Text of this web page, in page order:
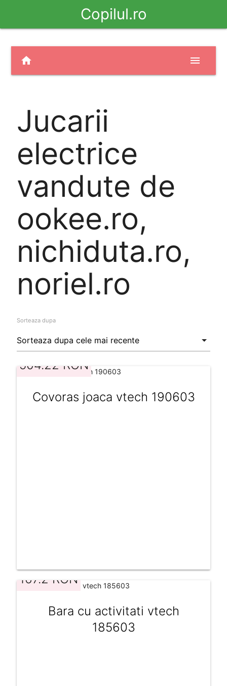
Copilul.ro
home menu
Jucarii
electrice
vandute de
ookee.ro,
nichiduta.ro,
noriel.ro
Sorteaza dupa
504.22 RON
Covoras joaca vtech 190603
167.2 RON
Bara cu activitati vtech
185603